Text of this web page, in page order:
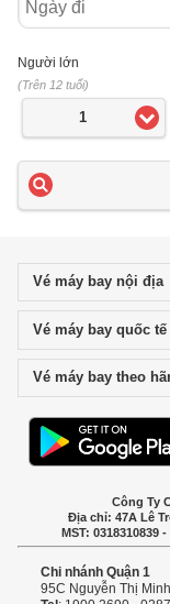
đi
Người lớn
(Trên 12 tuổi)
1
Vé máy bay nội địa
Vé máy bay quốc tế
Vé máy bay theo
Công Ty
Địa chỉ: 47A Lê
MST: 0318310839 -
Chi nhánh Quận 1
95C Nguyễn Thị